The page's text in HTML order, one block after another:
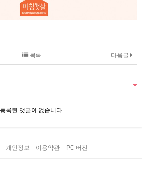
다음글
목록
등록된 댓글이 없습니다.
개인정보 이용약관 PC 버전